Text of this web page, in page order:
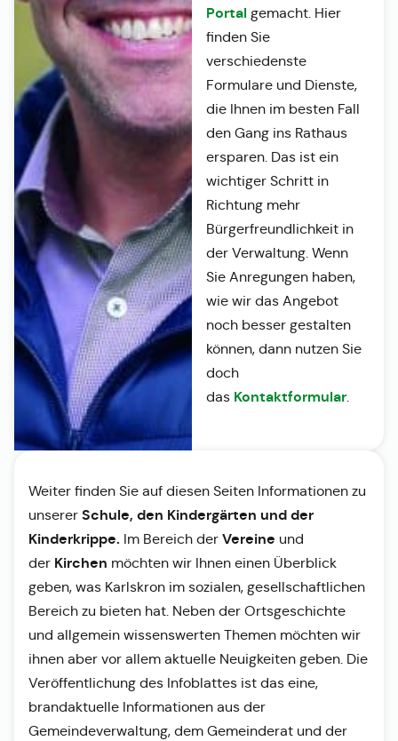
Portalgemacht. Hier
finden Sie
verschiedenste
Formulare und Dienste,
die Ihnen im besten Fall
den Gang ins Rathaus
ersparen. Das ist ein
wichtiger Schritt in
Richtung mehr
Bürgerfreundlichkeit in
der Verwaltung. Wenn
Sie Anregungen haben,
wie wir das Angebot
noch besser gestalten
können, dann nutzen Sie
doch
das Kontaktformular.
Weiter finden Sie auf diesen Seiten Informationen zu
unserer Schule, den Kindergärten und der
Kinderkrippe. Im Bereich der Vereine und
der Kirchen möchten wir Ihnen einen Überblick
geben, was Karlskron im sozialen, gesellschaftlichen
Bereich zu bieten hat. Neben der Ortsgeschichte
und allgemein wissenswerten Themen möchten wir
ihnen aber vor allem aktuelle Neuigkeiten geben. Die
Veröffentlichung des Infoblattes ist das eine,
brandaktuelle Informationen aus der
Gemeindeverwaltung, dem Gemeinderat und der